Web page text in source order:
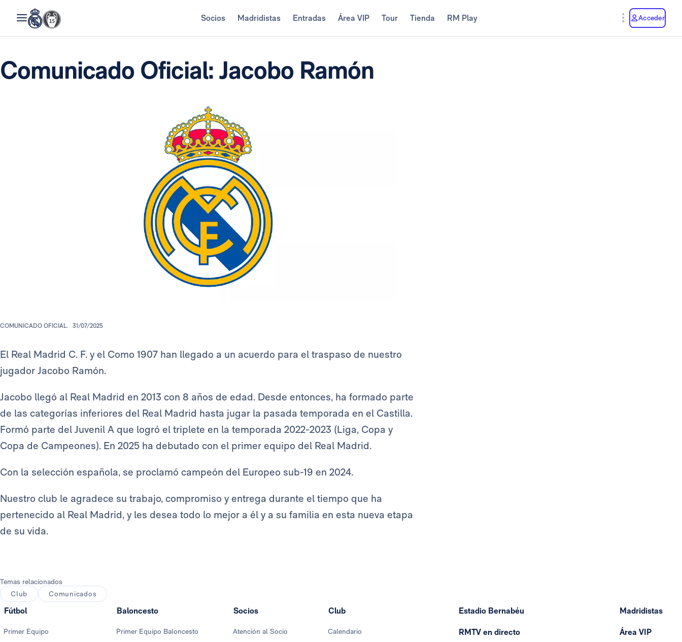
Socios Madridistas Entradas Área VIP Tour Tienda RM Play Acceder
Comunicado Oficial: Jacobo Ramón
COMUNICADO OFICIAL. 31/07/2025
El Real Madrid C. F. y el Como 1907 han llegado a un acuerdo para el traspaso de nuestro
jugador Jacobo Ramón.
Jacobo llegó al Real Madrid en 2013 con 8 años de edad. Desde entonces, ha formado parte
de las categorías inferiores del Real Madrid hasta jugar la pasada temporada en el Castilla.
Formó parte del Juvenil A que logró el triplete en la temporada 2022-2023 (Liga, Copa y
Copa de Campeones). En 2025 ha debutado con el primer equipo del Real Madrid.
Con la selección española, se proclamó campeón del Europeo sub-19 en 2024.
Nuestro club le agradece su trabajo, compromiso y entrega durante el tiempo que ha
pertenecido al Real Madrid, y les desea todo lo mejor a él y a su familia en esta nueva etapa
de su vida.
Temas relacionados
Club
Comunicados
Fútbol
Primer Equipo
Baloncesto
Primer Equipo Baloncesto
Socios
Atención al Socio
Club
Calendario
Estadio Bernabéu
RMTV en directo
Madridistas
Área VIP